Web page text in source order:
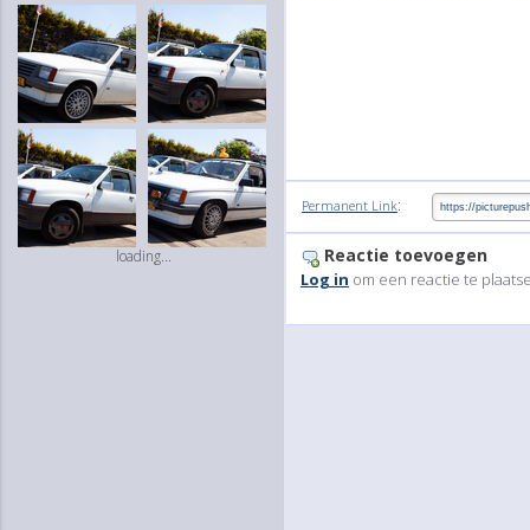
loading...
Permanent Link:
Reactie toevoegen
Log in om een reactie te